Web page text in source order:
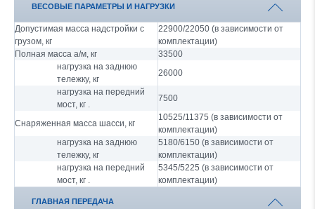
ВЕСОВЫЕ ПАРАМЕТРЫ И НАГРУЗКИ
Допустимая масса надстройки с
грузом, кг
22900/22050 (в зависимости от
комплектации)
Полная масса а/м, кг
33500
нагрузка на заднюю
тележку, кг
26000
нагрузка на передний
мост, кг .
7500
Снаряженная масса шасси, кг
10525/11375 (в зависимости от
комплектации)
нагрузка на заднюю
тележку, кг
5180/6150 (в зависимости от
комплектации)
нагрузка на передний
мост, кг .
5345/5225 (в зависимости от
комплектации)
ГЛАВНАЯ ПЕРЕДАЧА